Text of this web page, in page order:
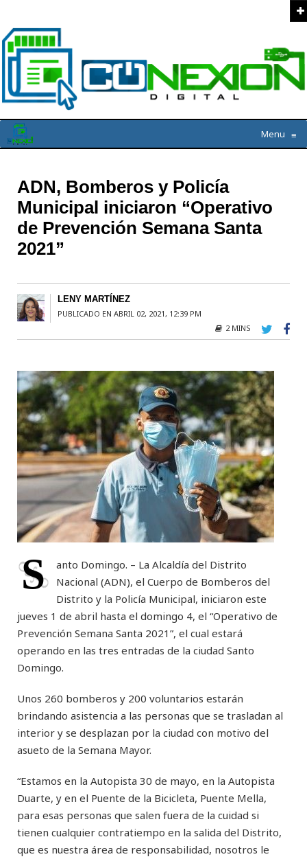
Menu ≡
ADN, Bomberos y Policía
Municipal iniciaron “Operativo
de Prevención Semana Santa
2021”
LENY MARTÍNEZ
PUBLICADO EN ABRIL 02, 2021, 12:39 PM
2 MINS
S
anto Domingo. – La Alcaldía del Distrito
Nacional (ADN), el Cuerpo de Bomberos del
Distrito y la Policía Municipal, iniciaron este
jueves 1 de abril hasta el domingo 4, el “Operativo de
Prevención Semana Santa 2021”, el cual estará
operando en las tres entradas de la ciudad Santo
Domingo.
Unos 260 bomberos y 200 voluntarios estarán
brindando asistencia a las personas que se trasladan al
interior y se desplazan por la ciudad con motivo del
asueto de la Semana Mayor.
“Estamos en la Autopista 30 de mayo, en la Autopista
Duarte, y en el Puente de la Bicicleta, Puente Mella,
para esas personas que salen fuera de la cuidad si
tienen cualquier contratiempo en la salida del Distrito,
que es nuestra área de responsabilidad, nosotros le